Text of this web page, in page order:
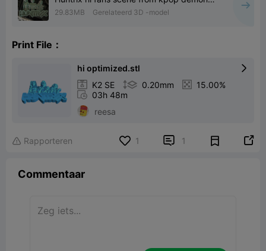
hunters
29.83MB Gerelateerd 3D -model
Print File：
hi optimized.stl 
 K2 SE  0.20mm  15.00%
 03h 48m
reesa
 Rapporteren 1  1 
Commentaar